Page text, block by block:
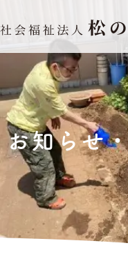
容
キ
ッ
プ
お知らせ